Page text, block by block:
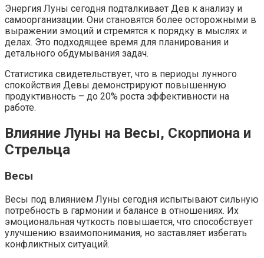
Энергия Луны сегодня подталкивает Дев к анализу и
самоорганизации. Они становятся более осторожными в
выражении эмоций и стремятся к порядку в мыслях и
делах. Это подходящее время для планирования и
детального обдумывания задач.
Статистика свидетельствует, что в периоды лунного
спокойствия Девы демонстрируют повышенную
продуктивность – до 20% роста эффективности на
работе.
Влияние Луны на Весы, Скорпиона и
Стрельца
Весы
Весы под влиянием Луны сегодня испытывают сильную
потребность в гармонии и балансе в отношениях. Их
эмоциональная чуткость повышается, что способствует
улучшению взаимопонимания, но заставляет избегать
конфликтных ситуаций.